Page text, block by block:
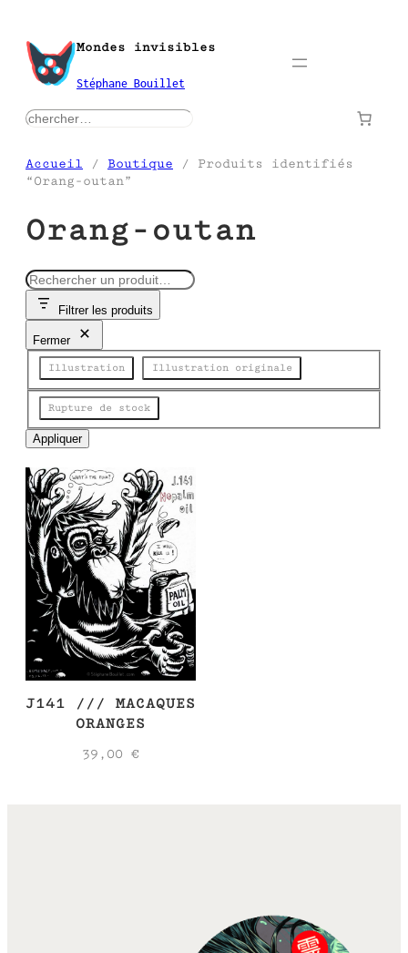
contenu
Mondes invisibles
Stéphane Bouillet
rechercher
Accueil / Boutique / Produits identifiés
“Orang-outan”
Orang-outan
R
e
e
Filtrer les produits
Fermer
Catégorie
Illustration Illustration originale
État
Rupture de stock
Appliquer
J141 /// MACAQUES
ORANGES
39,00€